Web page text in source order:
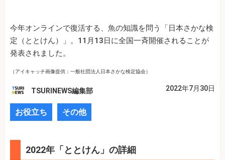
今年オンラインで復活する、魚の知識を問う「日本さかな検
定（ととけん）」。11月13日に全国一斉開催されることが
発表されました。
（アイキャッチ画像提供：一般社団法人日本さかな検定協会）
TSURINEWS編集部 2022年7月30日
お役立ち その他
2022年「ととけん」の詳細